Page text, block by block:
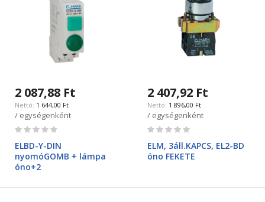
2 087,88 Ft
1 644,00 Ft
/ egységenként
Rating:
ELBD-Y-DIN
nyomóGOMB + lámpa
óno+2
2 407,92 Ft
1 896,00 Ft
/ egységenként
Rating:
ELM, 3áll.KAPCS, EL2-BD
óno FEKETE